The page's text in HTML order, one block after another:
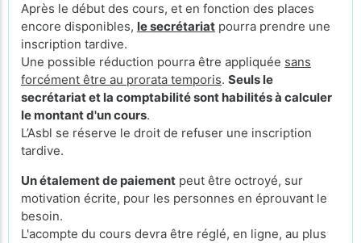
Après le début des cours, et en fonction des places
encore disponibles, le secrétariat pourra prendre une
inscription tardive.
Une possible réduction pourra être appliquée sans
forcément être au prorata temporis. Seuls le
secrétariat et la comptabilité sont habilités à calculer
le montant d'un cours.
L’Asbl se réserve le droit de refuser une inscription
tardive.
Un étalement de paiement peut être octroyé, sur
motivation écrite, pour les personnes en éprouvant le
besoin.
L'acompte du cours devra être réglé, en ligne, au plus